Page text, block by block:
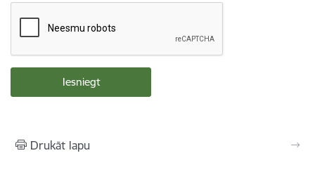
Drukāt lapu